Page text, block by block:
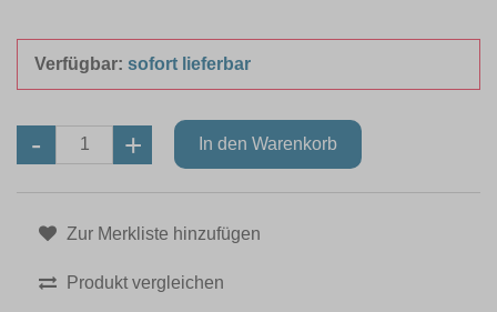
Verfügbar: sofort lieferbar
Zur Merkliste hinzufügen
Produkt vergleichen